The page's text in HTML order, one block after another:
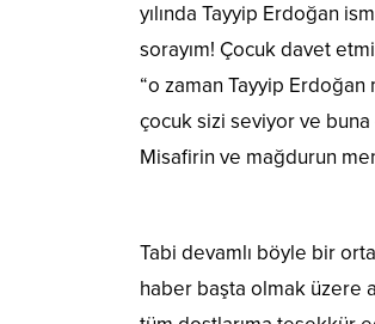
yılında Tayyip Erdoğan
sorayım! Çocuk davet
“o zaman Tayyip
çocuk sizi seviyor ve
Misafirin ve mağdurun
Tabi devamlı böyle bir
haber başta olmak üzere